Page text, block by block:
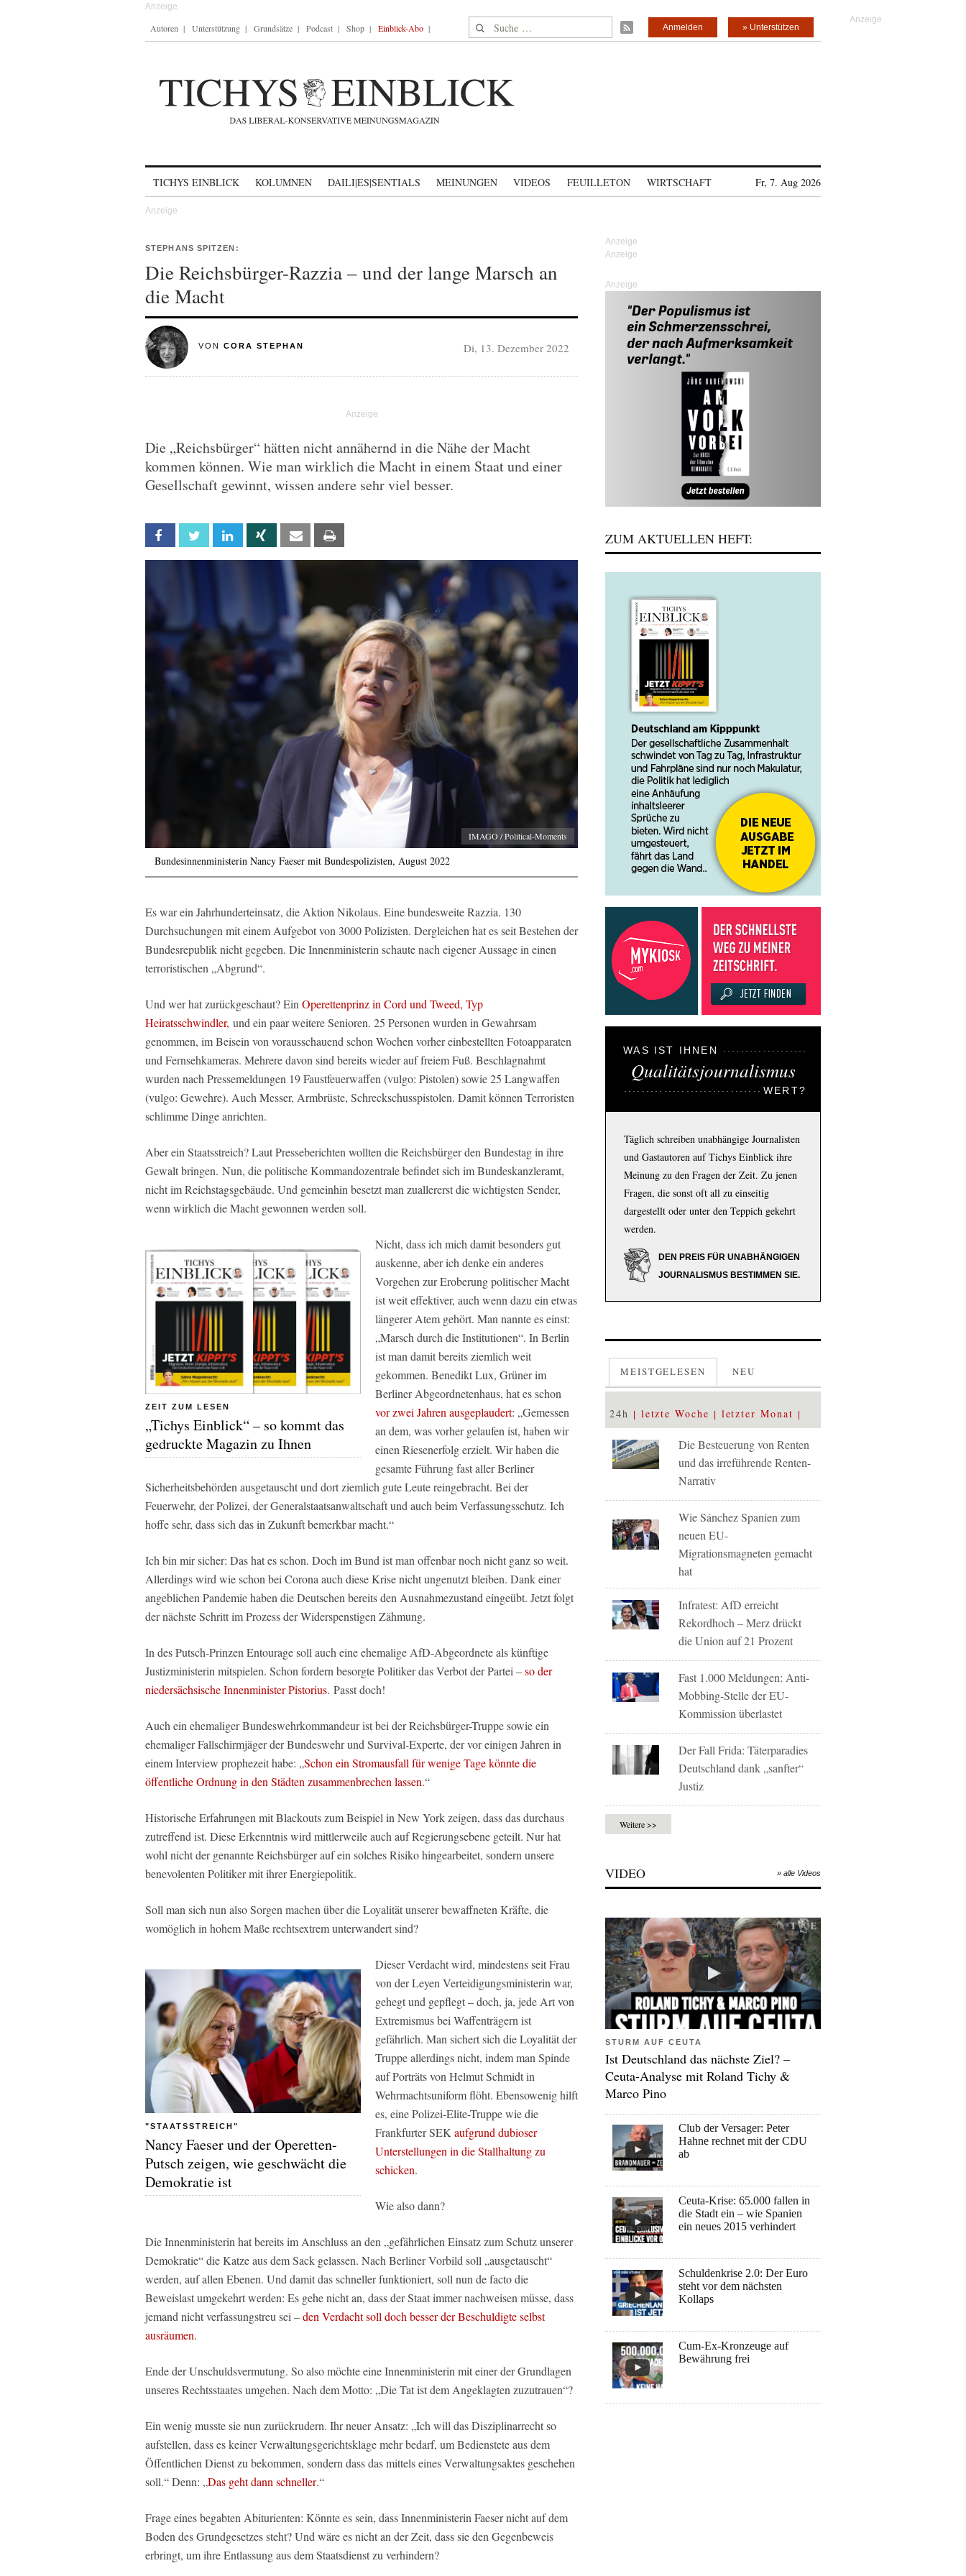
Autoren Unterstützung Grundsätze Podcast Shop Einblick-Abo Suche nach: » Unterstützen
Anmelden
TICHYS EINBLICK KOLUMNEN DAILI|ES|SENTIALS MEINUNGEN VIDEOS FEUILLETON WIRTSCHAFT Fr, 7. Aug 2026
STEPHANS SPITZEN:
Die Reichsbürger-Razzia – und der lange Marsch an
die Macht
VON CORA STEPHAN Di, 13. Dezember 2022
Die „Reichsbürger“ hätten nicht annähernd in die Nähe der Macht
kommen können. Wie man wirklich die Macht in einem Staat und einer
Gesellschaft gewinnt, wissen andere sehr viel besser.
Facebook Twitter Linkedin Xing Email
IMAGO / Political-Moments
Bundesinnenministerin Nancy Faeser mit Bundespolizisten, August 2022
Es war ein Jahrhunderteinsatz, die Aktion Nikolaus. Eine bundesweite Razzia. 130
Durchsuchungen mit einem Aufgebot von 3000 Polizisten. Dergleichen hat es seit Bestehen der
Bundesrepublik nicht gegeben. Die Innenministerin schaute nach eigener Aussage in einen
terroristischen „Abgrund“.
Und wer hat zurückgeschaut? Ein Operettenprinz in Cord und Tweed, Typ
Heiratsschwindler, und ein paar weitere Senioren. 25 Personen wurden in Gewahrsam
genommen, im Beisein von vorausschauend schon Wochen vorher einbestellten Fotoapparaten
und Fernsehkameras. Mehrere davon sind bereits wieder auf freiem Fuß. Beschlagnahmt
wurden nach Pressemeldungen 19 Faustfeuerwaffen (vulgo: Pistolen) sowie 25 Langwaffen
(vulgo: Gewehre). Auch Messer, Armbrüste, Schreckschusspistolen. Damit können Terroristen
schlimme Dinge anrichten.
Aber ein Staatsstreich? Laut Presseberichten wollten die Reichsbürger den Bundestag in ihre
Gewalt bringen. Nun, die politische Kommandozentrale befindet sich im Bundeskanzleramt,
nicht im Reichstagsgebäude. Und gemeinhin besetzt man zuallererst die wichtigsten Sender,
wenn wirklich die Macht gewonnen werden soll.
ZEIT ZUM LESEN
„Tichys Einblick“ – so kommt das
gedruckte Magazin zu Ihnen
Nicht, dass ich mich damit besonders gut
auskenne, aber ich denke ein anderes
Vorgehen zur Eroberung politischer Macht
ist weit effektiver, auch wenn dazu ein etwas
längerer Atem gehört. Man nannte es einst:
„Marsch durch die Institutionen“. In Berlin
ist man damit bereits ziemlich weit
gekommen. Benedikt Lux, Grüner im
Berliner Abgeordnetenhaus, hat es schon
vor zwei Jahren ausgeplaudert: „Gemessen
an dem, was vorher gelaufen ist, haben wir
einen Riesenerfolg erzielt. Wir haben die
gesamte Führung fast aller Berliner
Sicherheitsbehörden ausgetauscht und dort ziemlich gute Leute reingebracht. Bei der
Feuerwehr, der Polizei, der Generalstaatsanwaltschaft und auch beim Verfassungsschutz. Ich
hoffe sehr, dass sich das in Zukunft bemerkbar macht.“
Ich bin mir sicher: Das hat es schon. Doch im Bund ist man offenbar noch nicht ganz so weit.
Allerdings wird wie schon bei Corona auch diese Krise nicht ungenutzt bleiben. Dank einer
angeblichen Pandemie haben die Deutschen bereits den Ausnahmezustand eingeübt. Jetzt folgt
der nächste Schritt im Prozess der Widerspenstigen Zähmung.
In des Putsch-Prinzen Entourage soll auch eine ehemalige AfD-Abgeordnete als künftige
Justizministerin mitspielen. Schon fordern besorgte Politiker das Verbot der Partei –so der
niedersächsische Innenminister Pistorius. Passt doch!
Auch ein ehemaliger Bundeswehrkommandeur ist bei der Reichsbürger-Truppe sowie ein
ehemaliger Fallschirmjäger der Bundeswehr und Survival-Experte, der vor einigen Jahren in
einem Interview prophezeit habe: „Schon ein Stromausfall für wenige Tage könnte die
öffentliche Ordnung in den Städten zusammenbrechen lassen.“
Historische Erfahrungen mit Blackouts zum Beispiel in New York zeigen, dass das durchaus
zutreffend ist. Diese Erkenntnis wird mittlerweile auch auf Regierungsebene geteilt. Nur hat
wohl nicht der genannte Reichsbürger auf ein solches Risiko hingearbeitet, sondern unsere
benevolenten Politiker mit ihrer Energiepolitik.
Soll man sich nun also Sorgen machen über die Loyalität unserer bewaffneten Kräfte, die
womöglich in hohem Maße rechtsextrem unterwandert sind?
"STAATSSTREICH"
Nancy Faeser und der Operetten-
Putsch zeigen, wie geschwächt die
Demokratie ist
Dieser Verdacht wird, mindestens seit Frau
von der Leyen Verteidigungsministerin war,
gehegt und gepflegt – doch, ja, jede Art von
Extremismus bei Waffenträgern ist
gefährlich. Man sichert sich die Loyalität der
Truppe allerdings nicht, indem man Spinde
auf Porträts von Helmut Schmidt in
Wehrmachtsuniform flöht. Ebensowenig hilft
es, eine Polizei-Elite-Truppe wie die
Frankfurter SEK aufgrund dubioser
Unterstellungen in die Stallhaltung zu
schicken.
Wie also dann?
Die Innenministerin hat bereits im Anschluss an den „gefährlichen Einsatz zum Schutz unserer
Demokratie“ die Katze aus dem Sack gelassen. Nach Berliner Vorbild soll „ausgetauscht“
werden, auf allen Ebenen. Und damit das schneller funktioniert, soll nun de facto die
Beweislast umgekehrt werden: Es gehe nicht an, dass der Staat immer nachweisen müsse, dass
jemand nicht verfassungstreu sei –den Verdacht soll doch besser der Beschuldigte selbst
ausräumen.
Ende der Unschuldsvermutung. So also möchte eine Innenministerin mit einer der Grundlagen
unseres Rechtsstaates umgehen. Nach dem Motto: „Die Tat ist dem Angeklagten zuzutrauen“?
Ein wenig musste sie nun zurückrudern. Ihr neuer Ansatz: „Ich will das Disziplinarrecht so
aufstellen, dass es keiner Verwaltungsgerichtsklage mehr bedarf, um Bedienstete aus dem
Öffentlichen Dienst zu bekommen, sondern dass das mittels eines Verwaltungsaktes geschehen
soll.“ Denn: „Das geht dann schneller.“
Frage eines begabten Abiturienten: Könnte es sein, dass Innenministerin Faeser nicht auf dem
Boden des Grundgesetzes steht? Und wäre es nicht an der Zeit, dass sie den Gegenbeweis
erbringt, um ihre Entlassung aus dem Staatsdienst zu verhindern?
Anzeige
ZUM AKTUELLEN HEFT:
WAS IST IHNEN
Qualitätsjournalismus
WERT?
Täglich schreiben unabhängige Journalisten
und Gastautoren auf Tichys Einblick ihre
Meinung zu den Fragen der Zeit. Zu jenen
Fragen, die sonst oft all zu einseitig
dargestellt oder unter den Teppich gekehrt
werden.
DEN PREIS FÜR UNABHÄNGIGEN
JOURNALISMUS BESTIMMEN SIE.
MEISTGELESEN NEU
24h letzte Woche letzter Monat
Die Besteuerung von Renten
und das irreführende Renten-
Narrativ
Wie Sánchez Spanien zum
neuen EU-
Migrationsmagneten gemacht
hat
Infratest: AfD erreicht
Rekordhoch – Merz drückt
die Union auf 21 Prozent
Fast 1.000 Meldungen: Anti-
Mobbing-Stelle der EU-
Kommission überlastet
Der Fall Frida: Täterparadies
Deutschland dank „sanfter“
Justiz
Weitere >>
VIDEO » alle Videos
STURM AUF CEUTA
Ist Deutschland das nächste Ziel? –
Ceuta-Analyse mit Roland Tichy &
Marco Pino
Club der Versager: Peter
Hahne rechnet mit der CDU
ab
Ceuta-Krise: 65.000 fallen in
die Stadt ein – wie Spanien
ein neues 2015 verhindert
Schuldenkrise 2.0: Der Euro
steht vor dem nächsten
Kollaps
Cum-Ex-Kronzeuge auf
Bewährung frei